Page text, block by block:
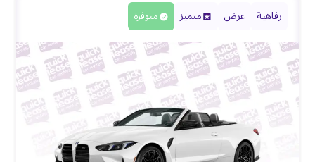
رفاهية عرض متميز متوفرة